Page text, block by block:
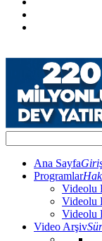
Ana Sayfa
Programlar
Videolu
Videolu
Videolu
Video Arşiv